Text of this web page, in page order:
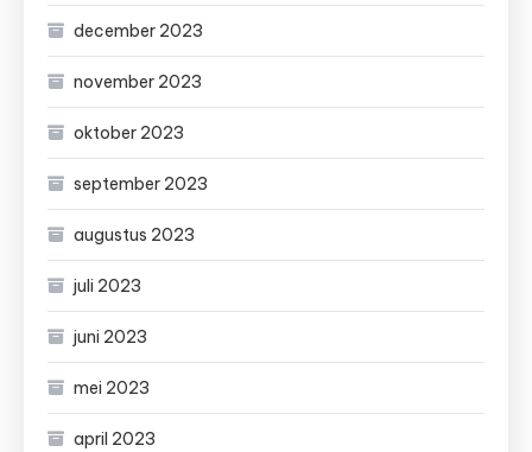
december 2023
november 2023
oktober 2023
september 2023
augustus 2023
juli 2023
juni 2023
mei 2023
april 2023